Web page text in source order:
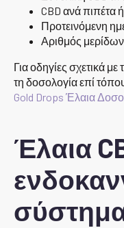
CBD ανά πιπέτα
Προτεινόμενη
Αριθμός
Για οδηγίες σχετικά
τη δοσολογία επί
Gold Drops Έλαια
Έλαια